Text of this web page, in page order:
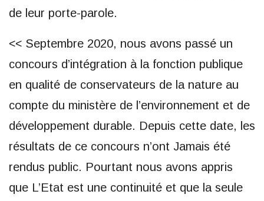
de leur porte-parole.
<< Septembre 2020, nous avons passé un
concours d’intégration à la fonction publique
en qualité de conservateurs de la nature au
compte du ministère de l’environnement et de
développement durable. Depuis cette date, les
résultats de ce concours n’ont Jamais été
rendus public. Pourtant nous avons appris
que L’Etat est une continuité et que la seule